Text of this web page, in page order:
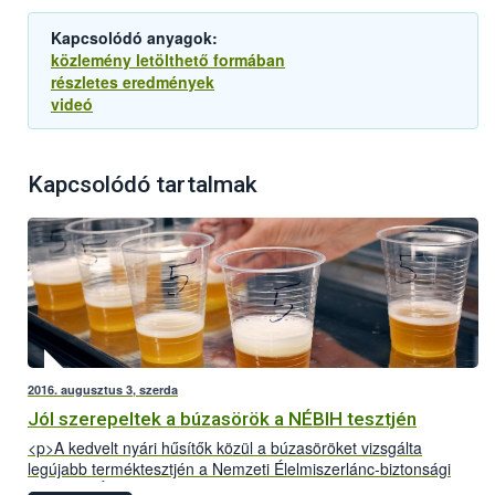
Kapcsolódó anyagok:
közlemény letölthető formában
részletes eredmények
videó
Kapcsolódó tartalmak
2016. augusztus 3, szerda
Jól szerepeltek a búzasörök a NÉBIH tesztjén
<p>A kedvelt nyári hűsítők közül a búzasöröket vizsgálta
legújabb terméktesztjén a Nemzeti Élelmiszerlánc-biztonsági
Hivatal (NÉBIH). A Szupermenta projektben 18 terméket